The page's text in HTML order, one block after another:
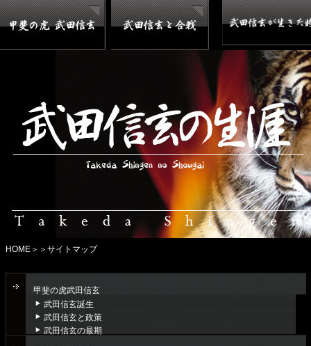
HOME ＞＞サイトマップ
甲斐の虎武田信玄
武田信玄誕生
武田信玄と政策
武田信玄の最期